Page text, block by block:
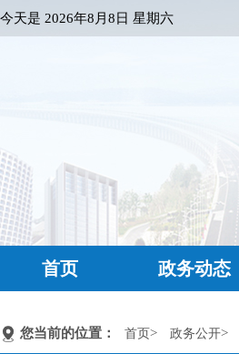
今天是 2026年8月8日 星期六
首页 政务动态
您当前的位置： 首页> 政务公开>